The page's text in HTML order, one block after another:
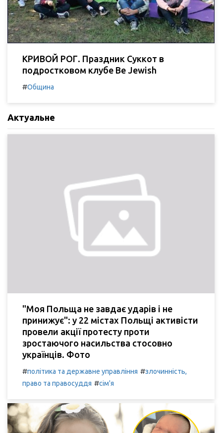
КРИВОЙ РОГ. Праздник Суккот в
подростковом клубе Be Jewish
#Община
Актуальне
"Моя Польща не завдає ударів і не
принижує": у 22 містах Польщі активісти
провели акції протесту проти
зростаючого насильства стосовно
українців. Фото
#політика та державне управління #злочинність,
право та правосуддя #сім'я